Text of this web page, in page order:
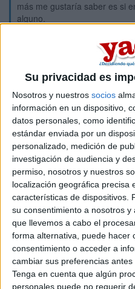
Su privacidad es
Nosotros y nuestros socios
información en un dispositivo,
datos personales, como
estándar enviada por un
personalizado, medición de
investigación de audiencia y
permiso, nosotros y nuestros
localización geográfica precisa
características de dispositivos.
su consentimiento a nosotros
que llevemos a cabo el
forma alternativa, puede hacer
consentimiento o acceder a
cambiar sus preferencias
Tenga en cuenta que algún
personales puede no requerir
más me gustaría saber es si
alguno.
SALUDOS Y GRACIAS
Etiquetas: Hablar x Hablar